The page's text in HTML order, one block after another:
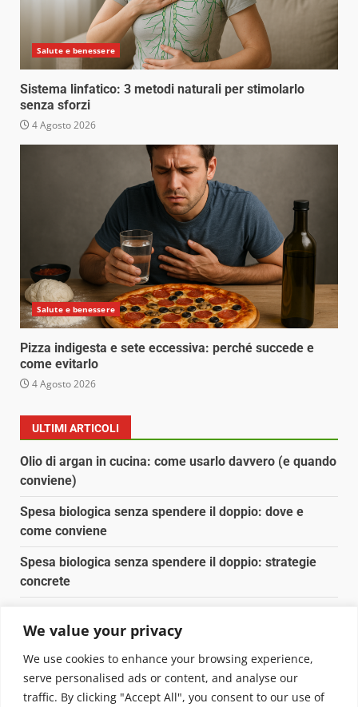
We value your privacy
We use cookies to enhance your browsing experience,
serve personalised ads or content, and analyse our
traffic. By clicking "Accept All", you consent to our use of
Salute e benessere
Sistema linfatico: 3 metodi naturali per stimolarlo
senza sforzi
4 Agosto 2026
Salute e benessere
Pizza indigesta e sete eccessiva: perché succede e
come evitarlo
4 Agosto 2026
ULTIMI ARTICOLI
Olio di argan in cucina: come usarlo davvero (e quando
conviene)
Spesa biologica senza spendere il doppio: dove e
come conviene
Spesa biologica senza spendere il doppio: strategie
concrete
Pulizia naturale della casa: 3 ingredienti che
sostituiscono 10 prodotti chimici